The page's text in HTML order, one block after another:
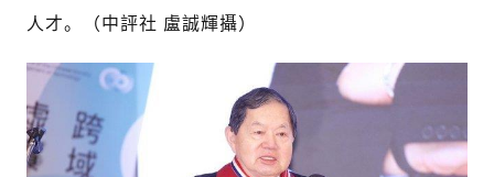
人才。（中評社 盧誠輝攝）